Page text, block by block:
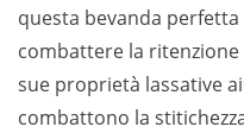
questa bevanda
combattere la
sue proprietà lassative
combattono la